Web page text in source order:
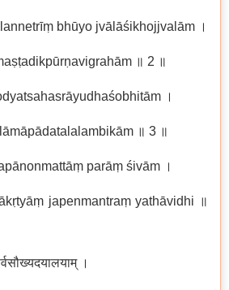
bhūyo jvālāśikhojjvalām ।
॥ 2 ॥
।
॥ 3 ॥
parāṃ śivām ।
japenmantraṃ yathāvidhi ॥
।